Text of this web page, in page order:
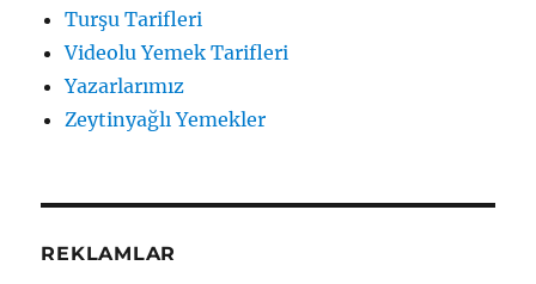
Turşu Tarifleri
Videolu Yemek Tarifleri
Yazarlarımız
Zeytinyağlı Yemekler
REKLAMLAR